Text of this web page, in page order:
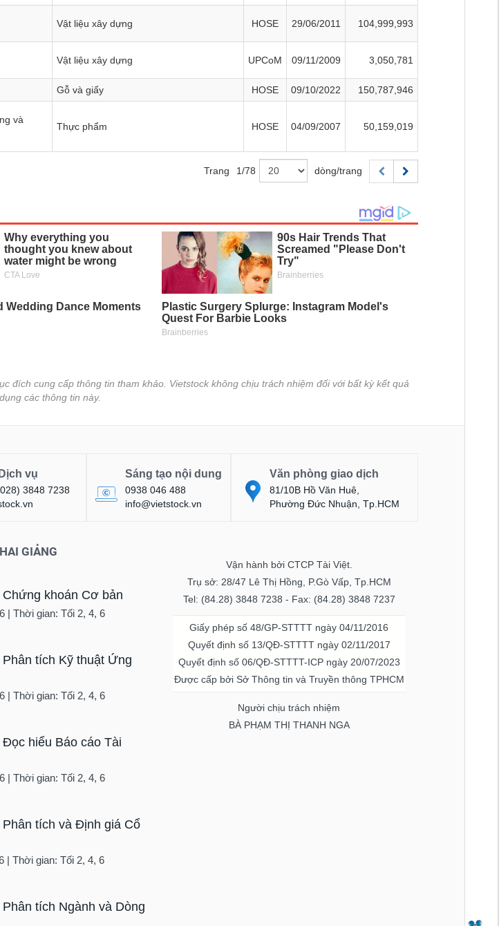
Vật liệu xây dựng HOSE 29/06/2011 104,999,993
Vật liệu xây dựng UPCoM 09/11/2009 3,050,781
Gỗ và giấy HOSE 09/10/2022 150,787,946
và
Thực phẩm HOSE 04/09/2007 50,159,019
Trang 1/78 dòng/trang
đích cung cấp thông tin tham khảo. Vietstock không chịu trách nhiệm đối với bất kỳ kết quả
các thông tin này.
vụ
3848 7238
Sáng tạo nội dung
0938 046 488
info@vietstock.vn
Văn phòng giao dịch
81/10B Hồ Văn Huê,
Phường Đức Nhuận, Tp.HCM
GIẢNG
khoán Cơ bản
| Thời gian: Tối 2, 4, 6
tích Kỹ thuật Ứng
| Thời gian: Tối 2, 4, 6
hiểu Báo cáo Tài
| Thời gian: Tối 2, 4, 6
tích và Định giá Cổ
| Thời gian: Tối 2, 4, 6
tích Ngành và Dòng
Vận hành bởi CTCP Tài Việt.
Trụ sở: 28/47 Lê Thị Hồng, P.Gò Vấp, Tp.HCM
Tel: (84.28) 3848 7238 - Fax: (84.28) 3848 7237
Giấy phép số 48/GP-STTTT ngày 04/11/2016
Quyết định số 13/QĐ-STTTT ngày 02/11/2017
Quyết định số 06/QĐ-STTTT-ICP ngày 20/07/2023
Được cấp bởi Sở Thông tin và Truyền thông TPHCM
Người chịu trách nhiệm
BÀ PHẠM THỊ THANH NGA